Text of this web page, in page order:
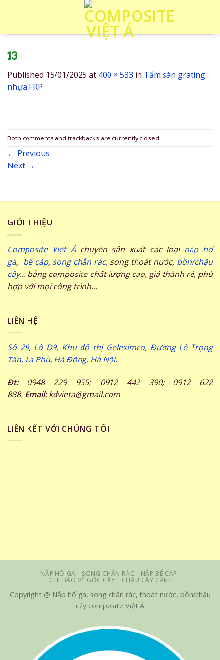
13
Published 15/01/2025 at 400 × 533 in Tấm sàn grating
nhựa FRP
Both comments and trackbacks are currently closed.
← Previous
Next →
GIỚI THIỆU
Composite Việt Á chuyên sản xuất các loại nắp hố
ga, bể cáp, song chắn rác, song thoát nước, bồn/chậu
cây… bằng composite chất lượng cao, giá thành rẻ, phù
hợp với mọi công trình…
LIÊN HỆ
Số 29, Lô D9, Khu đô thị Geleximco, Đường Lê Trọng
Tấn, La Phù, Hà Đông, Hà Nội.
Đt:0948 229 955; 0912 442 390; 0912 622
888. Email:kdvieta@gmail.com
LIÊN KẾT VỚI CHÚNG TÔI
NẮP HỐ GA SONG CHẮN RÁC
NẮP BỂ CÁP
GHI BẢO VỆ GỐC CÂY
CHẬU CÂY CẢNH
Copyright @ Nắp hố ga, song chắn rác, thoát nước, bồn/chậu
cây composite Việt Á